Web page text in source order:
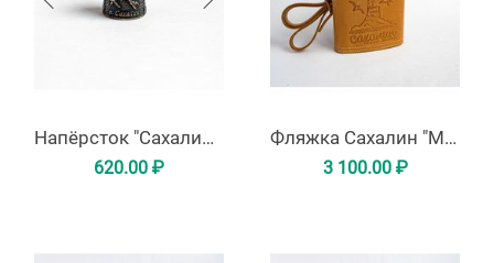
Напёрсток "Сахалин-Курильские острова" из латуни
620.00 ₽
Фляжка Сахалин "Маяк Анива"
3 100.00 ₽